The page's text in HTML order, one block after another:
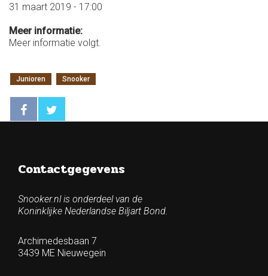
31 maart 2019 - 17:00
Meer informatie:
Meer informatie volgt.
Junioren Snooker
Contactgegevens
Snooker.nl is onderdeel van de
Koninklijke Nederlandse Biljart Bond.
Archimedesbaan 7
3439 ME Nieuwegein